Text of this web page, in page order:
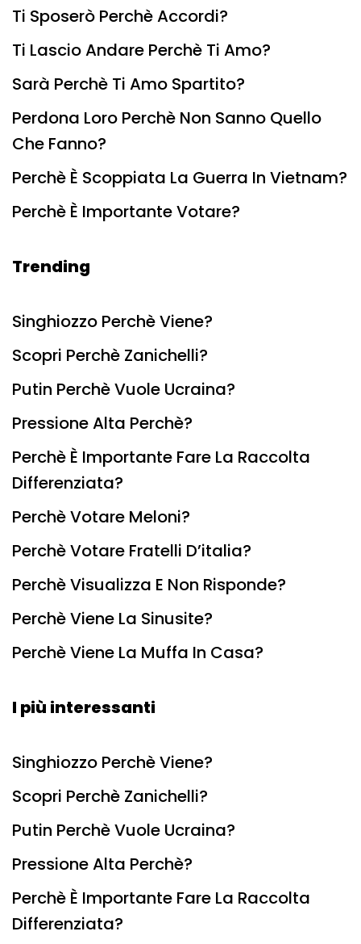
Ti Sposerò Perchè Accordi?
Ti Lascio Andare Perchè Ti Amo?
Sarà Perchè Ti Amo Spartito?
Perdona Loro Perchè Non Sanno Quello
Che Fanno?
Perchè È Scoppiata La Guerra In Vietnam?
Perchè È Importante Votare?
Trending
Singhiozzo Perchè Viene?
Scopri Perchè Zanichelli?
Putin Perchè Vuole Ucraina?
Pressione Alta Perchè?
Perchè È Importante Fare La Raccolta
Differenziata?
Perchè Votare Meloni?
Perchè Votare Fratelli D’italia?
Perchè Visualizza E Non Risponde?
Perchè Viene La Sinusite?
Perchè Viene La Muffa In Casa?
I più interessanti
Singhiozzo Perchè Viene?
Scopri Perchè Zanichelli?
Putin Perchè Vuole Ucraina?
Pressione Alta Perchè?
Perchè È Importante Fare La Raccolta
Differenziata?